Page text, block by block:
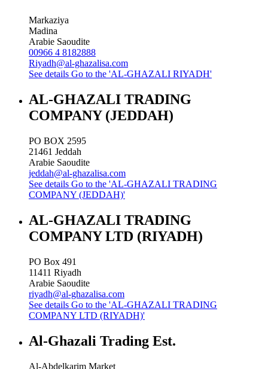
Markaziya
Madina
Arabie Saoudite
00966 4 8182888
Riyadh@al-ghazalisa.com
See details Go to the 'AL-GHAZALI RIYADH'
AL-GHAZALI TRADING
COMPANY (JEDDAH)
PO BOX 2595
21461 Jeddah
Arabie Saoudite
jeddah@al-ghazalisa.com
See details Go to the 'AL-GHAZALI TRADING
COMPANY (JEDDAH)'
AL-GHAZALI TRADING
COMPANY LTD (RIYADH)
PO Box 491
11411 Riyadh
Arabie Saoudite
riyadh@al-ghazalisa.com
See details Go to the 'AL-GHAZALI TRADING
COMPANY LTD (RIYADH)'
Al-Ghazali Trading Est.
Al-Abdelkarim Market